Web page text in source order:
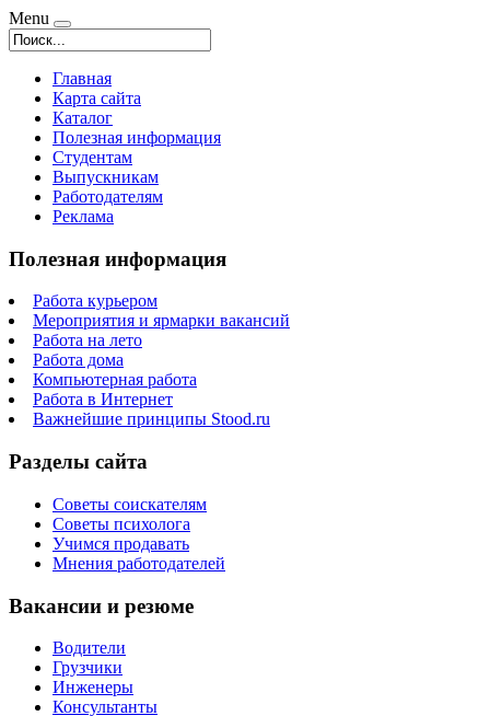
Menu
Главная
Карта сайта
Каталог
Полезная информация
Студентам
Выпускникам
Работодателям
Реклама
Полезная информация
Работа курьером
Мероприятия и ярмарки вакансий
Работа на лето
Работа дома
Компьютерная работа
Работа в Интернет
Важнейшие принципы Stood.ru
Разделы сайта
Советы соискателям
Советы психолога
Учимся продавать
Мнения работодателей
Вакансии и резюме
Водители
Грузчики
Инженеры
Консультанты